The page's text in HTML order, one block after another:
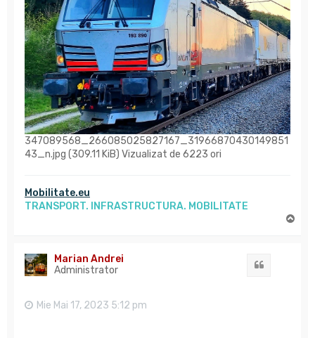
347089568_266085025827167_31966870430149851
43_n.jpg (309.11 KiB) Vizualizat de 6223 ori
Mobilitate.eu
TRANSPORT. INFRASTRUCTURA. MOBILITATE
Marian Andrei
Administrator
Mie Mai 17, 2023 5:12 pm